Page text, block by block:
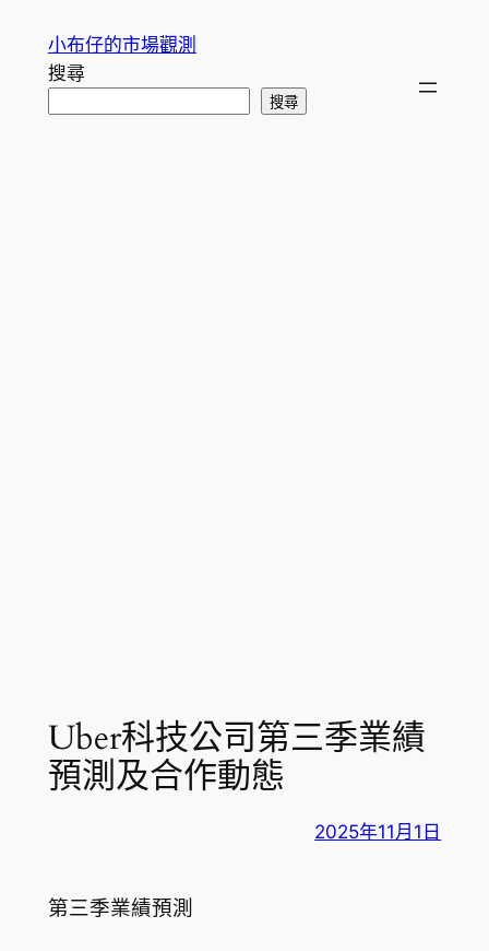
小布仔的市場觀測
搜尋
搜尋
Uber科技公司第三季業績
預測及合作動態
2025年11月1日
第三季業績預測